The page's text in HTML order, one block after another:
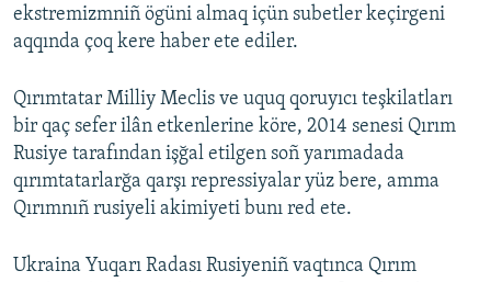
ekstremizmniñ ögüni almaq içün subetler keçirgeni
aqqında çoq kere haber ete ediler.
Qırımtatar Milliy Meclis ve uquq qoruyıcı teşkilatları
bir qaç sefer ilân etkenlerine köre, 2014 senesi Qırım
Rusiye tarafından işğal etilgen soñ yarımadada
qırımtatarlarğa qarşı repressiyalar yüz bere, amma
Qırımnıñ rusiyeli akimiyeti bunı red ete.
Ukraina Yuqarı Radası Rusiyeniñ vaqtınca Qırım